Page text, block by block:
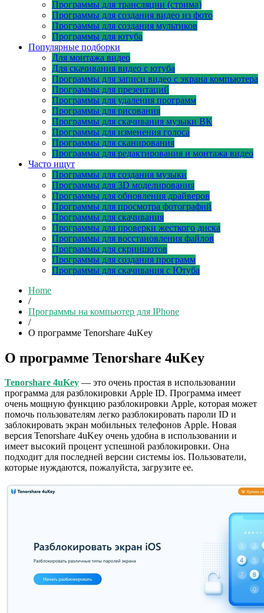
Программы для трансляции (стрима)
Программы для создания видео из фото
Программы для создания мультиков
Программы для ютуба
Популярные подборки
Для монтажа видео
Для скачивания видео с ютуба
Программы для записи видео с экрана компьютера
Программы для презентаций
Программы для удаления программ
Программы для рисования
Программы для скачивания музыки ВК
Программы для изменения голоса
Программы для сканирования
Программы для редактирования и монтажа видео
Часто ищут
Программы для создания музыки
Программы для 3D моделирования
Программы для обновления драйверов
Программы для просмотра фотографий
Программы для скачивания
Программы для проверки жесткого диска
Программы для восстановления файлов
Программы для скриншотов
Программы для создания программ
Программы для скачивания с Ютуба
Home
/
Программы на компьютер для IPhone
/
О программе Tenorshare 4uKey
О программе Tenorshare 4uKey
Tenorshare 4uKey — это очень простая в использовании
программа для разблокировки Apple ID. Программа имеет
очень мощную функцию разблокировки Apple, которая может
помочь пользователям легко разблокировать пароли ID и
заблокировать экран мобильных телефонов Apple. Новая
версия Tenorshare 4uKey очень удобна в использовании и
имеет высокий процент успешной разблокировки. Она
подходит для последней версии системы ios. Пользователи,
которые нуждаются, пожалуйста, загрузите ее.